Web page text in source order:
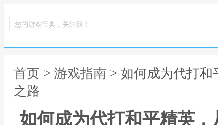
您的游戏宝典，关注我！
首页 > 游戏指南 > 如何成为代打
之路
如何成为代打和平精英